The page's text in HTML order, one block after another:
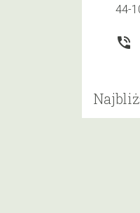
44-
phone_in_talk